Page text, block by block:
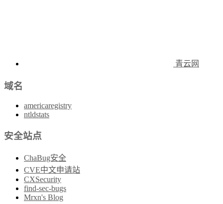
青云网
域名
americaregistry
ntldstats
安全站点
ChaBug安全
CVE中文申请站
CXSecurity
find-sec-bugs
Mrxn's Blog